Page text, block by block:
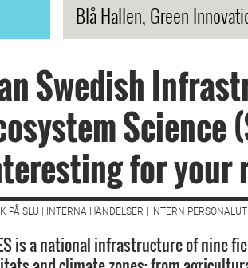
Blå Hallen, Green
Swedish
Science
for your
PÅ SLU | INTERNA HÄNDELSER | INTERN
is a national infrastructure of nine